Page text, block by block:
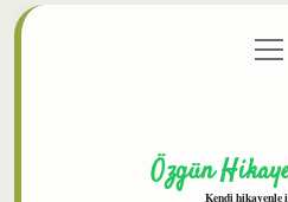
Gizlilik aç
Özgün
Kendi hikayenle